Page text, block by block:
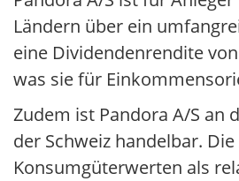
Ländern über ein
eine Dividendenrendite
was sie für
Zudem ist Pandora A/S an
der Schweiz handelbar.
Konsumgüterwerten als